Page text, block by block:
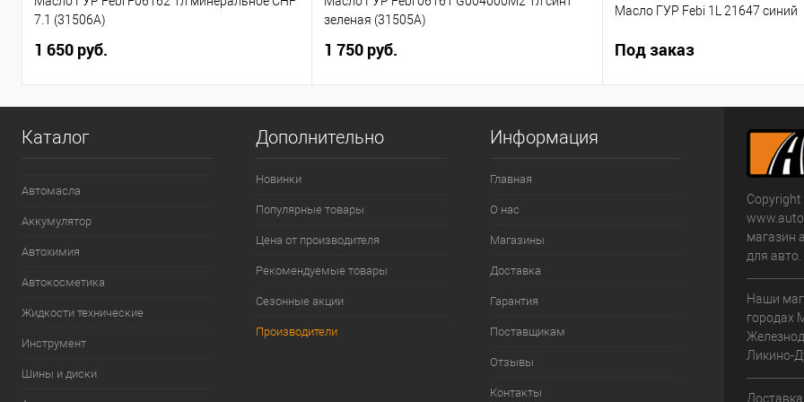
7.1 (31506A)
1 650 руб.
зеленая (31505А)
1 750 руб.
Масло ГУР Febi 1L 21647 синий
Под заказ
Каталог
Автомасла
Аккумулятор
Автохимия
Автокосметика
Жидкости технические
Инструмент
Шины и диски
Дополнительно
Новинки
Популярные товары
Цена от производителя
Рекомендуемые товары
Сезонные акции
Производители
Информация
Главная
О нас
Магазины
Доставка
Гарантия
Поставщикам
Отзывы
Контакты
магазин
для
Наши
городах
Ликино-
Доставка